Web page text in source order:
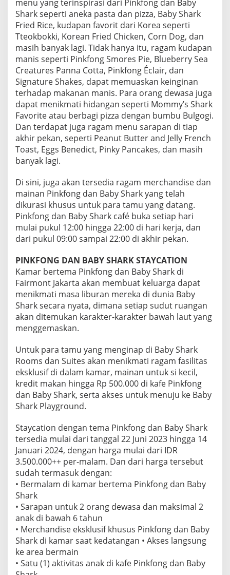
menu yang terinspirasi dari Pinkfong dan Baby
Shark seperti aneka pasta dan pizza, Baby Shark
Fried Rice, kudapan favorit dari Korea seperti
Tteokbokki, Korean Fried Chicken, Corn Dog, dan
masih banyak lagi. Tidak hanya itu, ragam kudapan
manis seperti Pinkfong Smores Pie, Blueberry Sea
Creatures Panna Cotta, Pinkfong Éclair, dan
Signature Shakes, dapat memuaskan keinginan
terhadap makanan manis. Para orang dewasa juga
dapat menikmati hidangan seperti Mommy’s Shark
Favorite atau berbagi pizza dengan bumbu Bulgogi.
Dan terdapat juga ragam menu sarapan di tiap
akhir pekan, seperti Peanut Butter and Jelly French
Toast, Eggs Benedict, Pinky Pancakes, dan masih
banyak lagi.
Di sini, juga akan tersedia ragam merchandise dan
mainan Pinkfong dan Baby Shark yang telah
dikurasi khusus untuk para tamu yang datang.
Pinkfong dan Baby Shark café buka setiap hari
mulai pukul 12:00 hingga 22:00 di hari kerja, dan
dari pukul 09:00 sampai 22:00 di akhir pekan.
PINKFONG DAN BABY SHARK STAYCATION
Kamar bertema Pinkfong dan Baby Shark di
Fairmont Jakarta akan membuat keluarga dapat
menikmati masa liburan mereka di dunia Baby
Shark secara nyata, dimana setiap sudut ruangan
akan ditemukan karakter-karakter bawah laut yang
menggemaskan.
Untuk para tamu yang menginap di Baby Shark
Rooms dan Suites akan menikmati ragam fasilitas
eksklusif di dalam kamar, mainan untuk si kecil,
kredit makan hingga Rp 500.000 di kafe Pinkfong
dan Baby Shark, serta akses untuk menuju ke Baby
Shark Playground.
Staycation dengan tema Pinkfong dan Baby Shark
tersedia mulai dari tanggal 22 Juni 2023 hingga 14
Januari 2024, dengan harga mulai dari IDR
3.500.000++ per-malam. Dan dari harga tersebut
sudah termasuk dengan:
• Bermalam di kamar bertema Pinkfong dan Baby
Shark
• Sarapan untuk 2 orang dewasa dan maksimal 2
anak di bawah 6 tahun
• Merchandise eksklusif khusus Pinkfong dan Baby
Shark di kamar saat kedatangan • Akses langsung
ke area bermain
• Satu (1) aktivitas anak di kafe Pinkfong dan Baby